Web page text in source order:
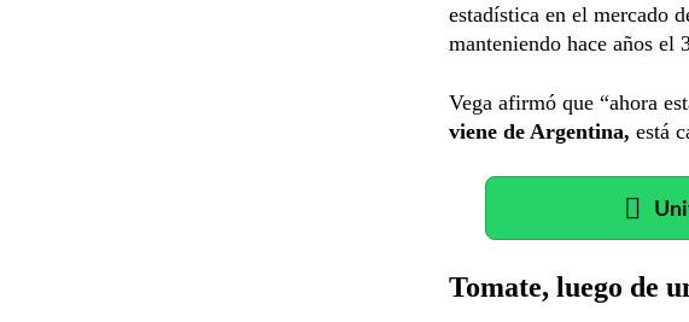
estadística en el mercado
manteniendo hace años el
Vega afirmó que “ahora
viene de Argentina, está
Tomate, luego de